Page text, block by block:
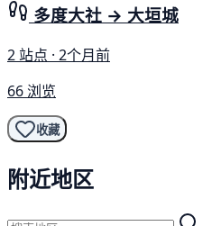
多度大社 → 大垣城
2 站点 · 2个月前
66 浏览
收藏
附近地区